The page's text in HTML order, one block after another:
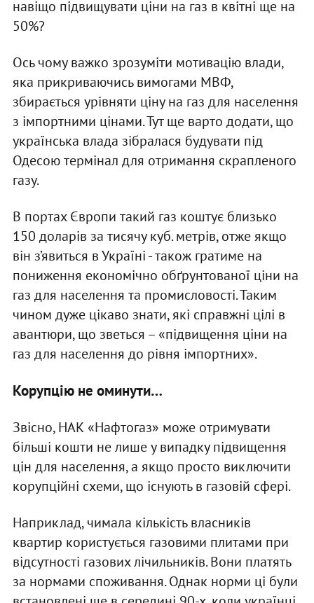
навіщо підвищувати ціни на газ в квітні ще на
50%?
Ось чому важко зрозуміти мотивацію влади,
яка прикриваючись вимогами МВФ,
збирається урівняти ціну на газ для населення
з імпортними цінами. Тут ще варто додати, що
українська влада зібралася будувати під
Одесою термінал для отримання скрапленого
газу.
В портах Європи такий газ коштує близько
150 доларів за тисячу куб. метрів, отже якщо
він з’явиться в Україні - також гратиме на
пониження економічно обґрунтованої ціни на
газ для населення та промисловості. Таким
чином дуже цікаво знати, які справжні цілі в
авантюри, що зветься – «підвищення ціни на
газ для населення до рівня імпортних».
Корупцію не оминути…
Звісно, НАК «Нафтогаз» може отримувати
більші кошти не лише у випадку підвищення
цін для населення, а якщо просто виключити
корупційні схеми, що існують в газовій сфері.
Наприклад, чимала кількість власників
квартир користується газовими плитами при
відсутності газових лічильників. Вони платять
за нормами споживання. Однак норми ці були